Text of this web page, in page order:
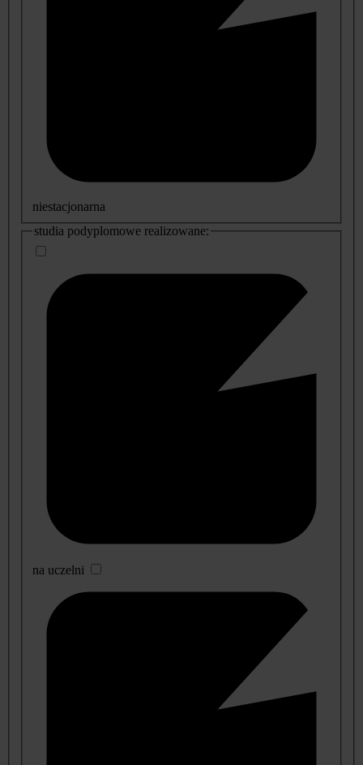
niestacjonarna
studia podyplomowe realizowane:
na uczelni